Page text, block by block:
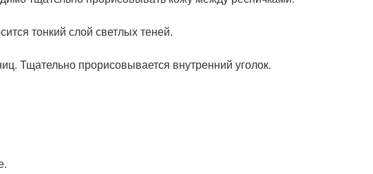
тонкий слой светлых теней.
Тщательно прорисовывается внутренний уголок.